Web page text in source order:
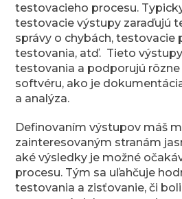
testovacieho procesu.
testovacie výstupy zaraďujú
správy o chybách, testovacie
testovania, atď. Tieto
testovania a podporujú
softvéru, ako je
a analýza.
Definovaním výstupov máš
zainteresovaným stranám
aké výsledky je možné
procesu. Tým sa uľahčuje
testovania a zisťovanie, či